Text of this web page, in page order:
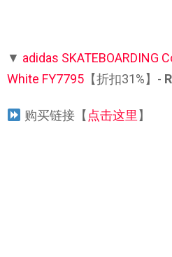
▼ adidas SKATEBOARDING
White FY7795 【折扣31%】-
购买链接【 点击这里 】